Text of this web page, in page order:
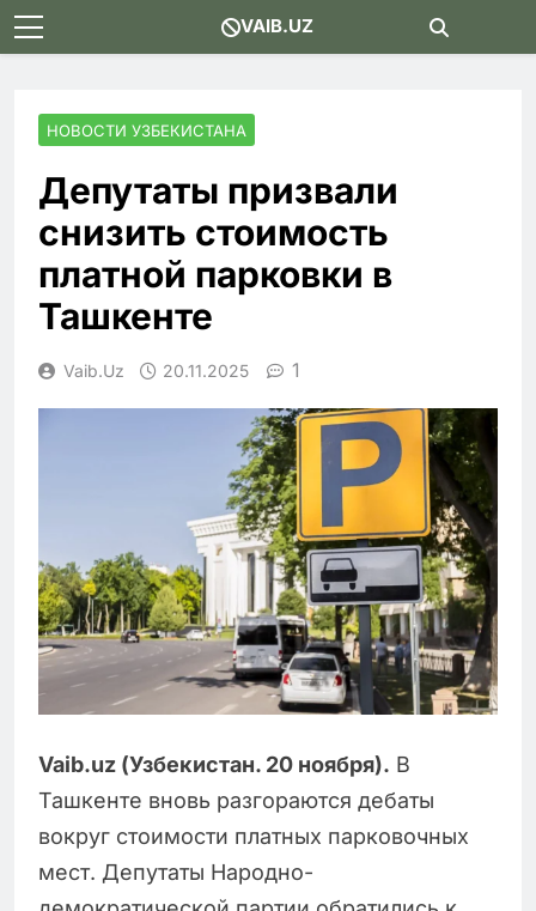
Skip
to
VAIB.UZ
НОВОСТИ УЗБЕКИСТАНА
Депутаты призвали
снизить стоимость
платной парковки в
Ташкенте
Vaib.uz 20.11.2025 1
Vaib.uz (Узбекистан. 20 ноября). В
Ташкенте вновь разгораются дебаты
вокруг стоимости платных парковочных
мест. Депутаты Народно-